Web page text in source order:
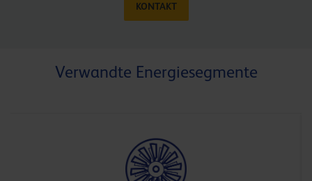
KONTAKT
Verwandte Energiesegmente